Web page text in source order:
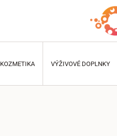
KOZMETIKA VÝŽIVOVÉ DOPLNKY